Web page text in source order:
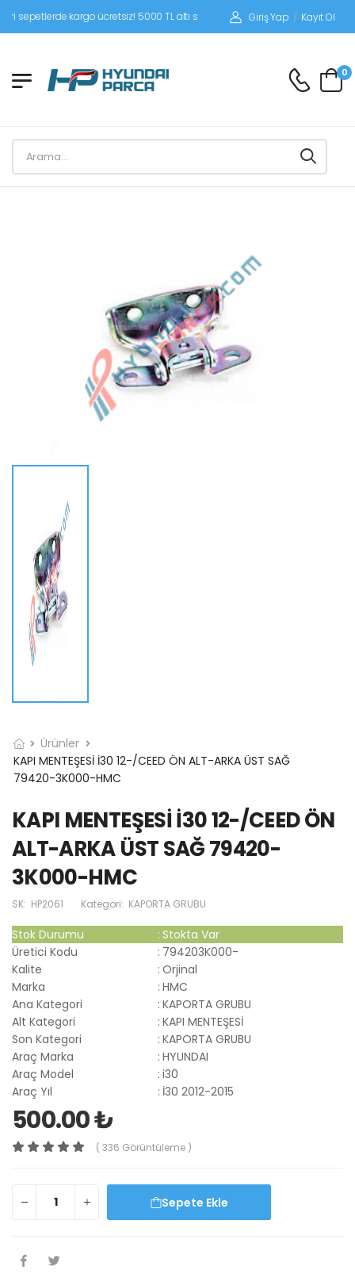
kargo ücretsiz! 5000 TL altı siparişlerinizde siparişleriniz alıcı
Giriş Yap / Kayıt Ol
0
Ürünler
KAPI MENTEŞESİ İ30 12-/CEED ÖN ALT-ARKA ÜST SAĞ
79420-3K000-HMC
KAPI MENTEŞESİ İ30 12-/CEED ÖN
ALT-ARKA ÜST SAĞ 79420-
3K000-HMC
SK: HP2061 Kategori: KAPORTA GRUBU
Stok Durumu : Stokta Var
Üretici Kodu
: 794203K000-
Kalite
: Orjinal
Marka
: HMC
Ana Kategori
: KAPORTA GRUBU
Alt Kategori
: KAPI MENTEŞESİ
Son Kategori
: KAPORTA GRUBU
Araç Marka
: HYUNDAI
Araç Model
: i30
Araç Yıl
: İ30 2012-2015
500.00 ₺
( 336 Görüntüleme )
Sepete Ekle